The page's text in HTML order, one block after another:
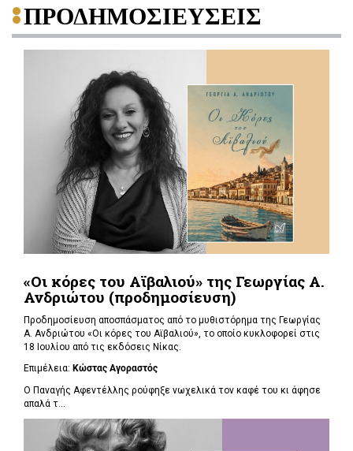
ΠΡΟΔΗΜΟΣΙΕΥΣΕΙΣ
«Οι κόρες του Αϊβαλιού» της Γεωργίας Α.
Ανδριώτου (προδημοσίευση)
Προδημοσίευση αποσπάσματος από το μυθιστόρημα της Γεωργίας
Α. Ανδριώτου «Οι κόρες του Αϊβαλιού», το οποίο κυκλοφορεί στις
18 Ιουλίου από τις εκδόσεις Νίκας.
Επιμέλεια: Κώστας Αγοραστός
Ο Παναγής Αφεντέλλης ρούφηξε νωχελικά τον καφέ του κι άφησε
απαλά τ...